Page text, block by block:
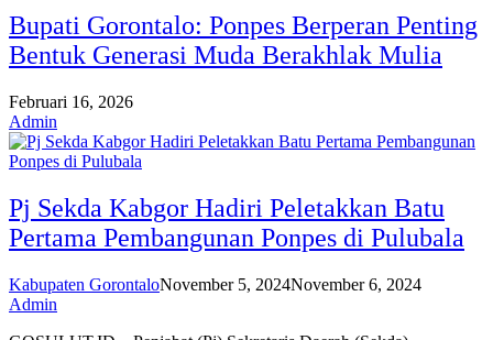
Bupati Gorontalo: Ponpes Berperan Penting
Bentuk Generasi Muda Berakhlak Mulia
Februari 16, 2026
Admin
Pj Sekda Kabgor Hadiri Peletakkan Batu
Pertama Pembangunan Ponpes di Pulubala
Kabupaten GorontaloNovember 5, 2024November 6, 2024
Admin